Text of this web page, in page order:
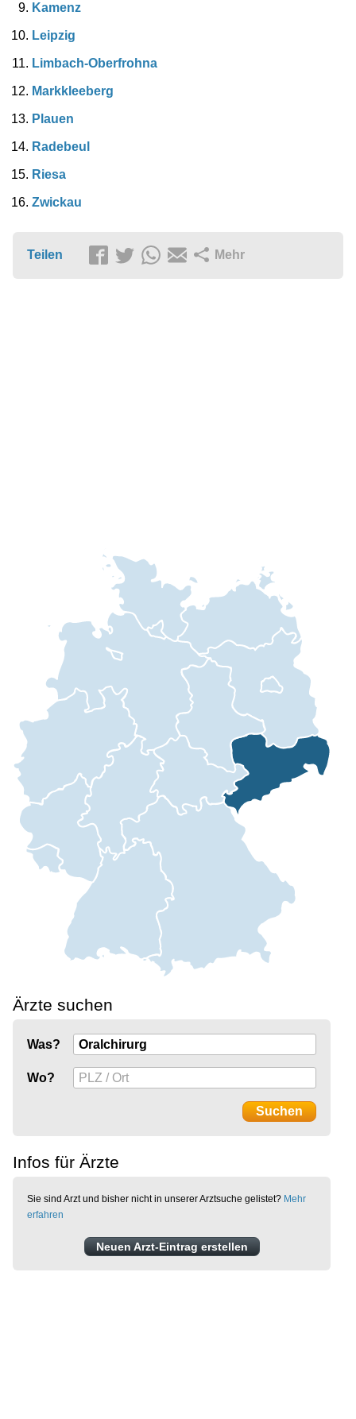
Kamenz
Leipzig
Limbach-Oberfrohna
Markkleeberg
Plauen
Radebeul
Riesa
Zwickau
Teilen Mehr
Ärzte suchen
Was?
Wo?
Infos für Ärzte
Sie sind Arzt und bisher nicht in unserer Arztsuche gelistet? Mehr
erfahren
Neuen Arzt-Eintrag erstellen